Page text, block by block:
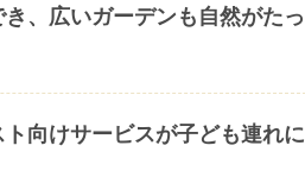
、広いガーデンも自然がたっ
向けサービスが子ども連れに